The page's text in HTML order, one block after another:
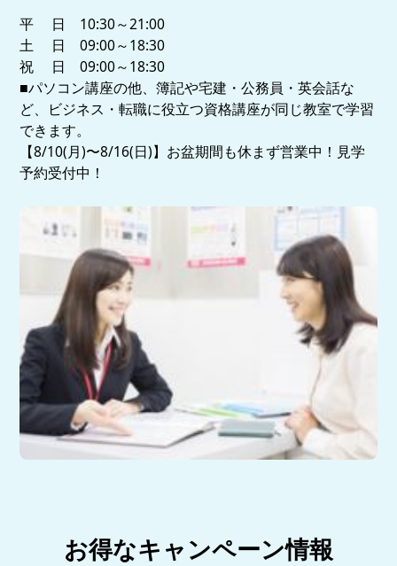
平 日 10:30～21:00
土 日 09:00～18:30
祝 日 09:00～18:30
■パソコン講座の他、簿記や宅建・公務員・英会話な
ど、ビジネス・転職に役立つ資格講座が同じ教室で学習
できます。
【8/10(月)〜8/16(日)】お盆期間も休まず営業中！見学
予約受付中！
お得なキャンペーン情報